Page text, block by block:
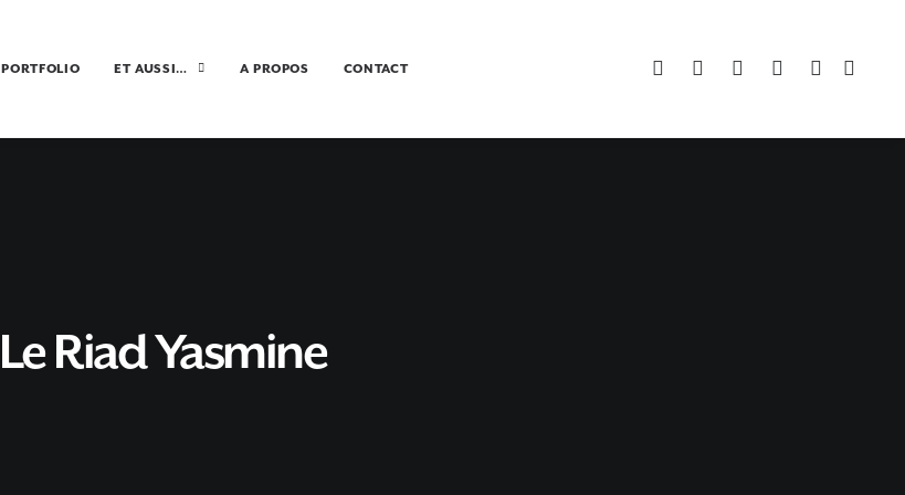
PORTFOLIO ET AUSSI… A PROPOS CONTACT
Le Riad Yasmine